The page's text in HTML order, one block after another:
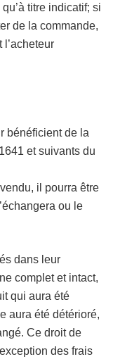
titre indicatif; si
de la commande,
l’acheteur
bénéficient de la
et suivants du
il pourra être
ou le
dans leur
complet et intact,
qui aura été
aura été détérioré,
Ce droit de
des frais